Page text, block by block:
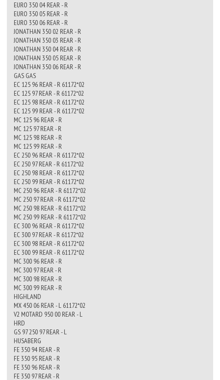
EURO 350 04 REAR - R
EURO 350 05 REAR - R
EURO 350 06 REAR - R
JONATHAN 350 02 REAR - R
JONATHAN 350 03 REAR - R
JONATHAN 350 04 REAR - R
JONATHAN 350 05 REAR - R
JONATHAN 350 06 REAR - R
GAS GAS
EC 125 96 REAR - R 61172*02
EC 125 97 REAR - R 61172*02
EC 125 98 REAR - R 61172*02
EC 125 99 REAR - R 61172*02
MC 125 96 REAR - R
MC 125 97 REAR - R
MC 125 98 REAR - R
MC 125 99 REAR - R
EC 250 96 REAR - R 61172*02
EC 250 97 REAR - R 61172*02
EC 250 98 REAR - R 61172*02
EC 250 99 REAR - R 61172*02
MC 250 96 REAR - R 61172*02
MC 250 97 REAR - R 61172*02
MC 250 98 REAR - R 61172*02
MC 250 99 REAR - R 61172*02
EC 300 96 REAR - R 61172*02
EC 300 97 REAR - R 61172*02
EC 300 98 REAR - R 61172*02
EC 300 99 REAR - R 61172*02
MC 300 96 REAR - R
MC 300 97 REAR - R
MC 300 98 REAR - R
MC 300 99 REAR - R
HIGHLAND
MX 450 06 REAR - L 61172*02
V2 MOTARD 950 00 REAR - L
HRD
GS 97 250 97 REAR - L
HUSABERG
FE 350 94 REAR - R
FE 350 95 REAR - R
FE 350 96 REAR - R
FE 350 97 REAR - R